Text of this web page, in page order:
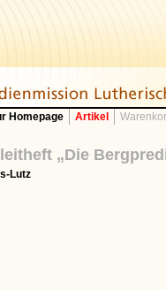
Homepage Artikel
„Die
Lutz